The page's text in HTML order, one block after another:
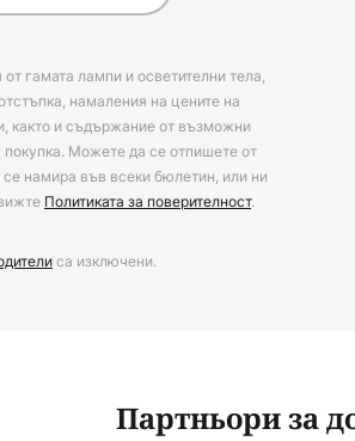
гамата лампи и осветителни тела,
намаления на цените на
както и съдържание от възможни
покупка. Можете да се отпишете от
се намира във всеки бюлетин, или ни
Политиката за поверителност.
са изключени.
Партньори за